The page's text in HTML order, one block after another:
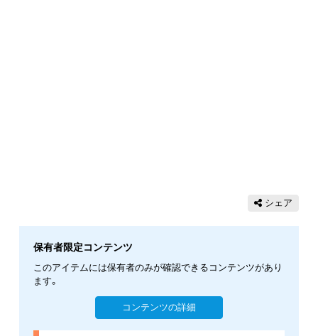
シェア
保有者限定コンテンツ
このアイテムには保有者のみが確認できるコンテンツがあり
ます。
コンテンツの詳細